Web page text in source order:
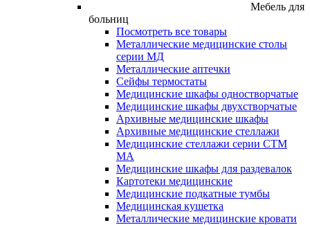
Мебель для
больниц
Посмотреть все товары
Металлические медицинские столы
серии МД
Металлические аптечки
Сейфы термостаты
Медицинские шкафы одностворчатые
Медицинские шкафы двухстворчатые
Архивные медицинские шкафы
Архивные медицинские стеллажи
Медицинские стеллажи серии СТМ
МА
Медицинские шкафы для раздевалок
Картотеки медицинские
Медицинские подкатные тумбы
Медицинская кушетка
Металлические медицинские кровати